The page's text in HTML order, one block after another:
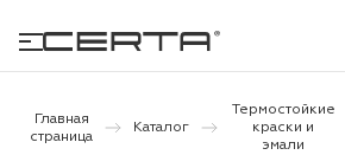
Главная
страница
Каталог
Термостойкие
краски и
эмали